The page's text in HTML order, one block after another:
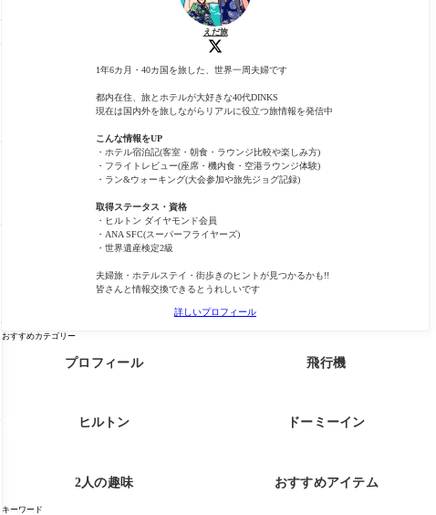
えだ旅
1年6カ月・40カ国を旅した、世界一周夫婦です
都内在住、旅とホテルが大好きな40代DINKS
現在は国内外を旅しながらリアルに役立つ旅情報を発信中
こんな情報をUP
・ホテル宿泊記(客室・朝食・ラウンジ比較や楽しみ方)
・フライトレビュー(座席・機内食・空港ラウンジ体験)
・ラン&ウォーキング(大会参加や旅先ジョグ記録)
取得ステータス・資格
・ヒルトン ダイヤモンド会員
・ANA SFC(スーパーフライヤーズ)
・世界遺産検定2級
夫婦旅・ホテルステイ・街歩きのヒントが見つかるかも!!
皆さんと情報交換できるとうれしいです
詳しいプロフィール
おすすめカテゴリー
プロフィール 飛行機
ヒルトン ドーミーイン
2人の趣味 おすすめアイテム
キーワード